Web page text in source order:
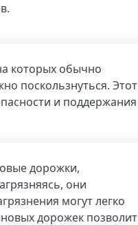
которых обычно
поскользнуться. Этот
и поддержания
дорожки,
они
могут легко
дорожек позволит